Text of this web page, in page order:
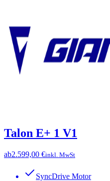
Talon E+ 1 V1
ab2.599,00 €inkl. MwSt
SyncDrive Motor